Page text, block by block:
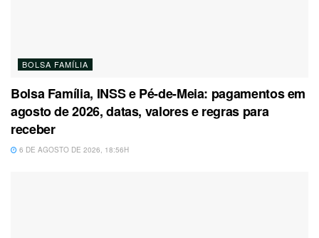
BOLSA FAMÍLIA
Bolsa Família, INSS e Pé-de-Meia: pagamentos em
agosto de 2026, datas, valores e regras para
receber
6 DE AGOSTO DE 2026, 18:56H